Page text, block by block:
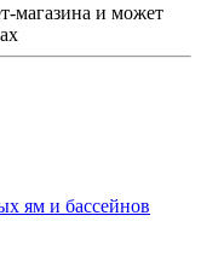
магазина и может
ям и бассейнов